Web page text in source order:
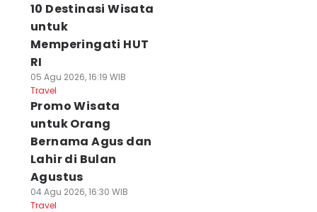
10 Destinasi Wisata
untuk
Memperingati HUT
RI
05 Agu 2026, 16:19 WIB
Travel
Promo Wisata
untuk Orang
Bernama Agus dan
Lahir di Bulan
Agustus
04 Agu 2026, 16:30 WIB
Travel